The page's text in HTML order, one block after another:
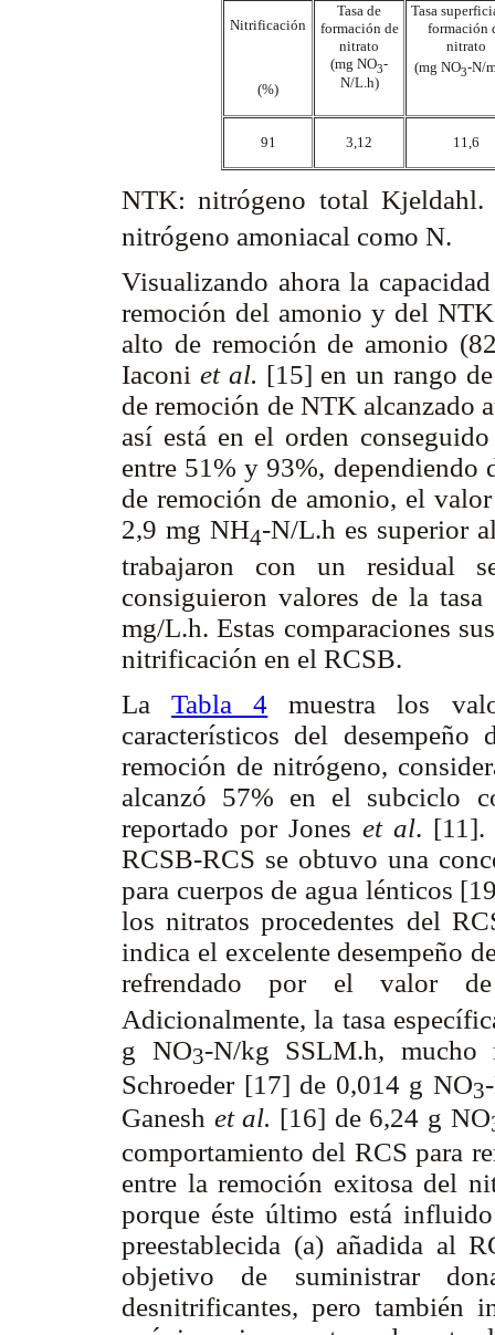
Nitrificación
(%)
Tasa de
formación de
nitrato
(mg NO3-
N/L.h)
Tasa
formación
nitrato
(mg NO3-N/
91 3,12 11,6
NTK: nitrógeno total
nitrógeno amoniacal como N.
Visualizando ahora la
remoción del amonio y del
alto de remoción de amonio
Iaconi et al. [15] en un rango
de remoción de NTK alcanzado
así está en el orden
entre 51% y 93%, dependiendo
de remoción de amonio, el
2,9 mg NH4-N/L.h es superior
trabajaron con un residual
consiguieron valores de la
mg/L.h. Estas comparaciones
nitrificación en el RCSB.
LaTabla 4 muestra los
característicos del
remoción de nitrógeno,
alcanzó 57% en el subciclo
reportado por Jones et al. [11].
RCSB-RCS se obtuvo una
para cuerpos de agua lénticos
los nitratos procedentes del
indica el excelente desempeño
refrendado por el valor
Adicionalmente, la tasa
g NO3-N/kg SSLM.h,
Schroeder [17] de 0,014 g NO3
Ganesh et al. [16] de 6,24 g NO
comportamiento del RCS para
entre la remoción exitosa del
porque éste último está
preestablecida (a) añadida al
objetivo de suministrar
desnitrificantes, pero también